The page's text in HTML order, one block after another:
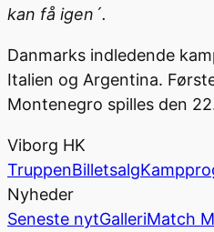
kan få igen´.
Danmarks indledende
Italien og Argentina.
Montenegro spilles den
Viborg HK
TruppenBilletsalg
Nyheder
Seneste nytGalleriMatch